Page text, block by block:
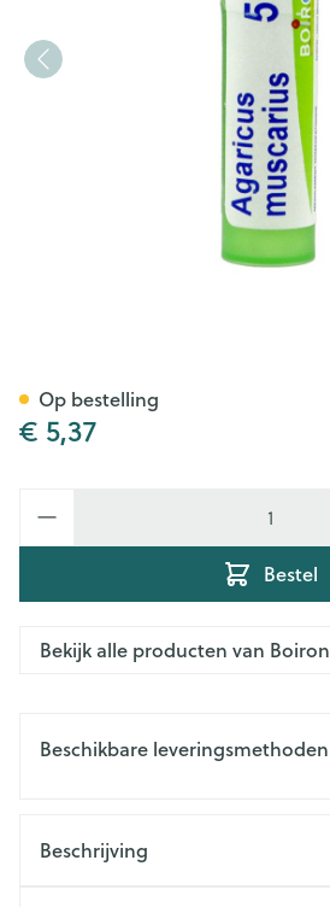
€ 5,37
Bestel
Op bestelling
Bekijk alle producten van Boiron
Beschikbare leveringsmethoden
Beschrijving